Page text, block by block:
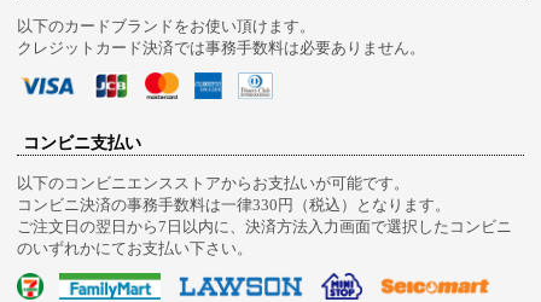
以下のカードブランドをお使い頂けます。
クレジットカード決済では事務手数料は必要ありません。
コンビニ支払い
以下のコンビニエンスストアからお支払いが可能です。
コンビニ決済の事務手数料は一律330円（税込）となります。
ご注文日の翌日から7日以内に、決済方法入力画面で選択したコンビニ
のいずれかにてお支払い下さい。